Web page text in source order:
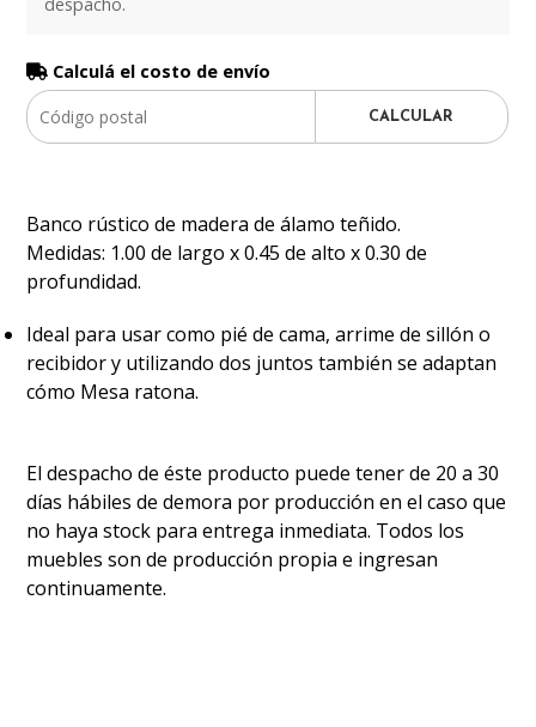
despacho.
Calculá el costo de envío
CALCULAR
Banco rústico de madera de álamo teñido.
Medidas: 1.00 de largo x 0.45 de alto x 0.30 de
profundidad.
Ideal para usar como pié de cama, arrime de sillón o
recibidor y utilizando dos juntos también se adaptan
cómo Mesa ratona.
El despacho de éste producto puede tener de 20 a 30
días hábiles de demora por producción en el caso que
no haya stock para entrega inmediata. Todos los
muebles son de producción propia e ingresan
continuamente.